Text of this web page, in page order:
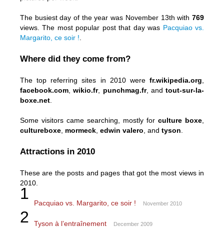
The busiest day of the year was November 13th with 769
views. The most popular post that day was Pacquiao vs.
Margarito, ce soir !
Where did they come from?
The top referring sites in 2010 were fr.wikipedia.org
facebook.com ,wikio.fr, punchmag.fr, and tout-sur-la-
boxe.net
Some visitors came searching, mostly for culture boxe
cultureboxe mormeck edwin valero , and tyson
Attractions in 2010
These are the posts and pages that got the most views in
2010.
1
Pacquiao vs. Margarito, ce soir ! November 2010
2 Tyson à l’entraînement December 2009